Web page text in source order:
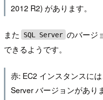
2012 R2) があります。
また SQL Server のバージ
できるようです。
赤: EC2 インスタンスに
Server バージョンがあり